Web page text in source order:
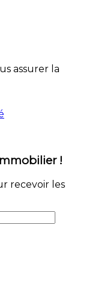
assurer la
!
recevoir les